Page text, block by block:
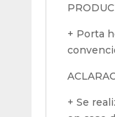
+ Porta
+ Se